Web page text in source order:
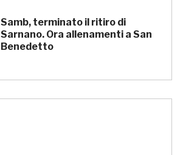
Samb, terminato il ritiro di
Sarnano. Ora allenamenti a San
Benedetto